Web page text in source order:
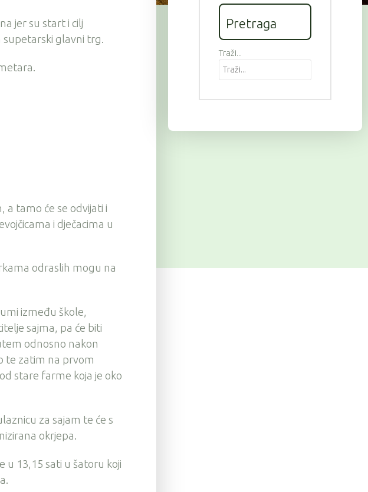
jer su start i cilj
glavni trg.
a tamo će se odvijati i
i dječacima u
odraslih mogu na
između škole,
sajma, pa će biti
odnosno nakon
te zatim na prvom
stare farme koja je oko
za sajam te će s
okrjepa.
u 13,15 sati u šatoru koji
Pretraga
Traži...